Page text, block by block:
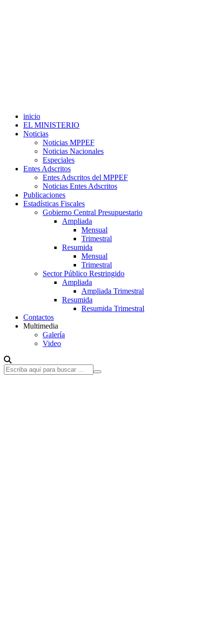
inicio
EL MINISTERIO
Noticias
Noticias MPPEF
Noticias Nacionales
Especiales
Entes Adscritos
Entes Adscritos del MPPEF
Noticias Entes Adscritos
Publicaciones
Estadísticas Fiscales
Gobierno Central Presupuestario
Ampliada
Mensual
Trimestral
Resumida
Mensual
Trimestral
Sector Público Restringido
Ampliada
Ampliada Trimestral
Resumida
Resumida Trimestral
Contactos
Multimedia
Galería
Video